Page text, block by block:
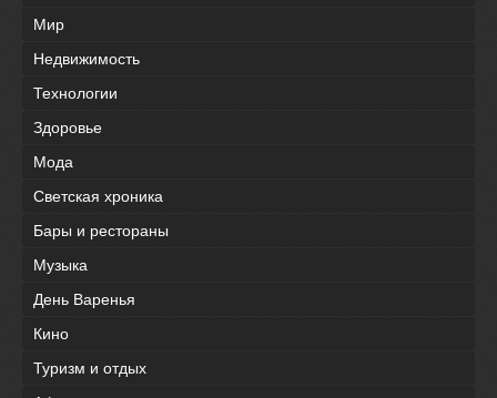
Мир
Недвижимость
Технологии
Здоровье
Мода
Светская хроника
Бары и рестораны
Музыка
День Варенья
Кино
Туризм и отдых